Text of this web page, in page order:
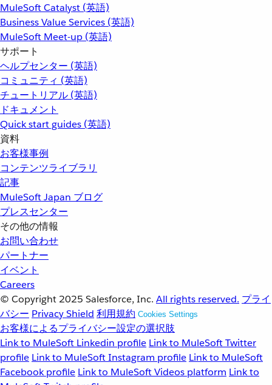
MuleSoft Catalyst (英語)
Business Value Services (英語)
MuleSoft Meet-up (英語)
サポート
ヘルプセンター (英語)
コミュニティ (英語)
チュートリアル (英語)
ドキュメント
Quick start guides (英語)
資料
お客様事例
コンテンツライブラリ
記事
MuleSoft Japan ブログ
プレスセンター
その他の情報
お問い合わせ
パートナー
イベント
Careers
© Copyright 2025 Salesforce, Inc. All rights reserved. プライ
バシー Privacy Shield 利用規約 Cookies Settings
お客様によるプライバシー設定の選択肢
Link to MuleSoft Linkedin profile Link to MuleSoft Twitter
profile Link to MuleSoft Instagram profile Link to MuleSoft
Facebook profile Link to MuleSoft Videos platform Link to